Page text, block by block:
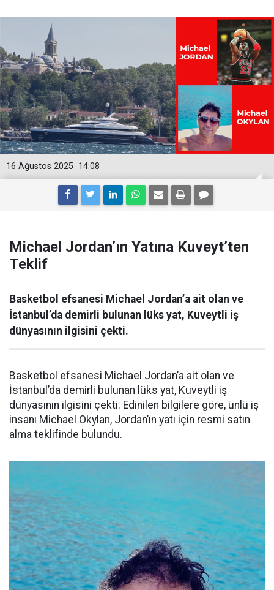
14:08
16 Ağustos 2025
Michael Jordan’ın Yatına Kuveyt’ten
Teklif
Basketbol efsanesi Michael Jordan’a ait olan ve
İstanbul’da demirli bulunan lüks yat, Kuveytli iş
dünyasının ilgisini çekti.
Basketbol efsanesi Michael Jordan’a ait olan ve
İstanbul’da demirli bulunan lüks yat, Kuveytli iş
dünyasının ilgisini çekti. Edinilen bilgilere göre, ünlü iş
insanı Michael Okylan, Jordan’ın yatı için resmi satın
alma teklifinde bulundu.